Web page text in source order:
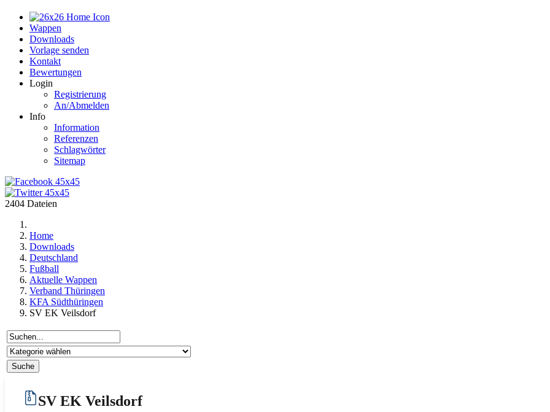
Wappen
Downloads
Vorlage senden
Kontakt
Bewertungen
Login
Registrierung
An/Abmelden
Info
Information
Referenzen
Schlagwörter
Sitemap
2404 Dateien
Home
Downloads
Deutschland
Fußball
Aktuelle Wappen
Verband Thüringen
KFA Südthüringen
SV EK Veilsdorf
SV EK Veilsdorf